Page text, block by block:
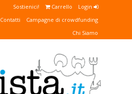
Login
Carrello
Sostienici!
Campagne di crowdfunding
Contatti
Chi Siamo